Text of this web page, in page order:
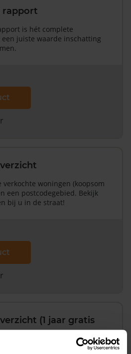
rapport
is hét complete
juiste waarde inschatting
verkochte woningen (koopsom
een postcodegebied. Bekijk
bij u in de straat!
(1 jaar gratis